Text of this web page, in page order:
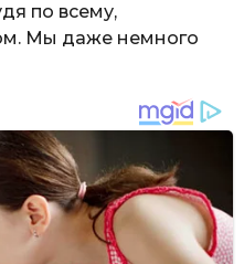
по всему,
Мы даже немного